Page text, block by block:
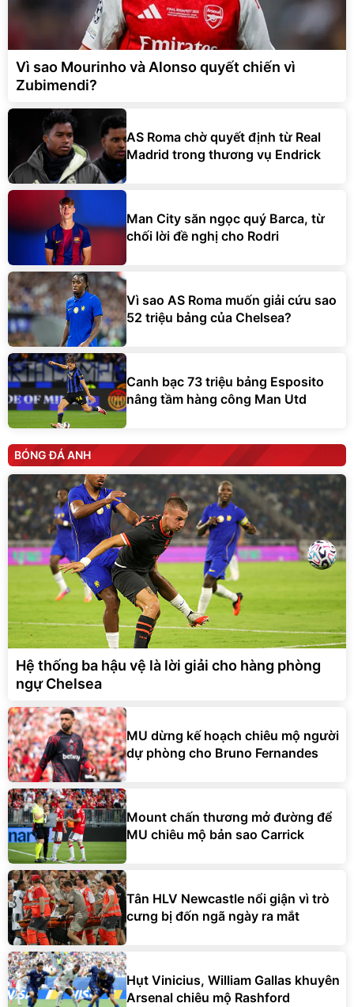
Vì sao Mourinho và Alonso quyết chiến vì
Zubimendi?
AS Roma chờ quyết định từ Real
Madrid trong thương vụ Endrick
Man City săn ngọc quý Barca, từ
chối lời đề nghị cho Rodri
Vì sao AS Roma muốn giải cứu sao
52 triệu bảng của Chelsea?
Canh bạc 73 triệu bảng Esposito
nâng tầm hàng công Man Utd
BÓNG ĐÁ ANH
Hệ thống ba hậu vệ là lời giải cho hàng phòng
ngự Chelsea
MU dừng kế hoạch chiêu mộ người
dự phòng cho Bruno Fernandes
Mount chấn thương mở đường để
MU chiêu mộ bản sao Carrick
Tân HLV Newcastle nổi giận vì trò
cưng bị đốn ngã ngày ra mắt
Hụt Vinicius, William Gallas khuyên
Arsenal chiêu mộ Rashford